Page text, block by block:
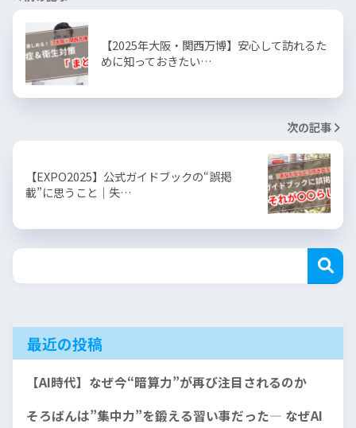
【2025年大阪・関西万博】安心して訪れるた
めに知っておきたい…
次の記事
【EXPO2025】公式ガイドブックの“誤掲
載”に思うこと｜失…
最近の投稿
【AI時代】なぜ今“暗算力”が再び注目されるのか
そろばんは”集中力”を鍛える習い事だった— なぜAI